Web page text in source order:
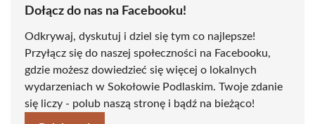
Dołącz do nas na Facebooku!
Odkrywaj, dyskutuj i dziel się tym co najlepsze!
Przyłącz się do naszej społeczności na Facebooku,
gdzie możesz dowiedzieć się więcej o lokalnych
wydarzeniach w Sokołowie Podlaskim. Twoje zdanie
się liczy - polub naszą stronę i bądź na bieżąco!